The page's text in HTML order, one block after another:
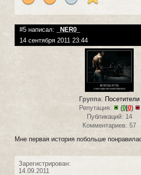
#5 написал: _NER0_
14 сентября 2011 23:44
Группа: Посетители
Репутация:
(0|0)
Публикаций: 14
Комментариев: 57
Мне первая история побольше
Зарегистрирован:
14.09.2011